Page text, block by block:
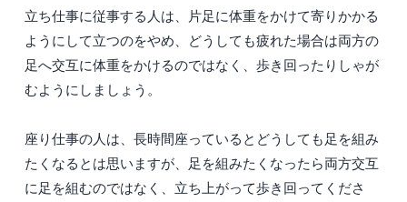
立ち仕事に従事する人は、片足に体重をかけて寄りかかる
ようにして立つのをやめ、どうしても疲れた場合は両方の
足へ交互に体重をかけるのではなく、歩き回ったりしゃが
むようにしましょう。
座り仕事の人は、長時間座っているとどうしても足を組み
たくなるとは思いますが、足を組みたくなったら両方交互
に足を組むのではなく、立ち上がって歩き回ってくださ